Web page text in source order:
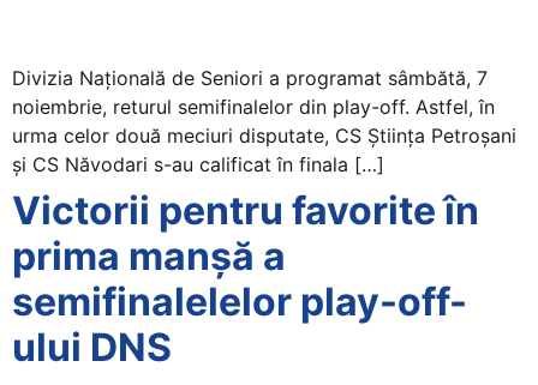
Divizia Națională de Seniori a programat sâmbătă, 7
noiembrie, returul semifinalelor din play-off. Astfel, în
urma celor două meciuri disputate, CS Știința Petroșani
și CS Năvodari s-au calificat în finala […]
Victorii pentru favorite în
prima manșă a
semifinalelelor play-off-
ului DNS